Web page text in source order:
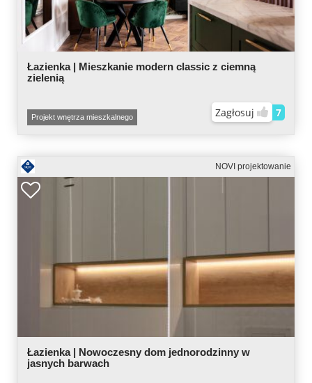
Łazienka | Mieszkanie modern classic z ciemną
zielenią
Projekt wnętrza mieszkalnego Zagłosuj 7
NOVI projektowanie
Łazienka | Nowoczesny dom jednorodzinny w
jasnych barwach